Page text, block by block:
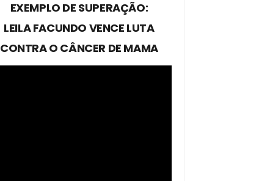
EXEMPLO DE SUPERAÇÃO:
LEILA FACUNDO VENCE LUTA
CONTRA O CÂNCER DE MAMA